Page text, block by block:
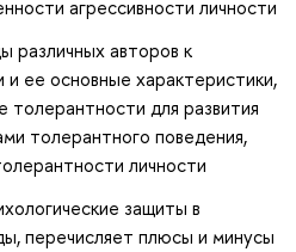
агрессивности личности
различных авторов к
ее основные характеристики,
толерантности для развития
толерантного поведения,
личности
защиты в
перечисляет плюсы и минусы